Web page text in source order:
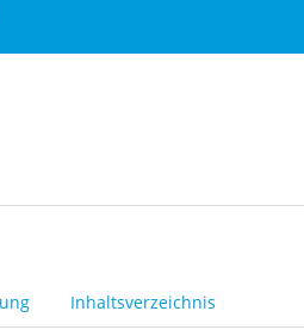
Inhaltsverzeichnis